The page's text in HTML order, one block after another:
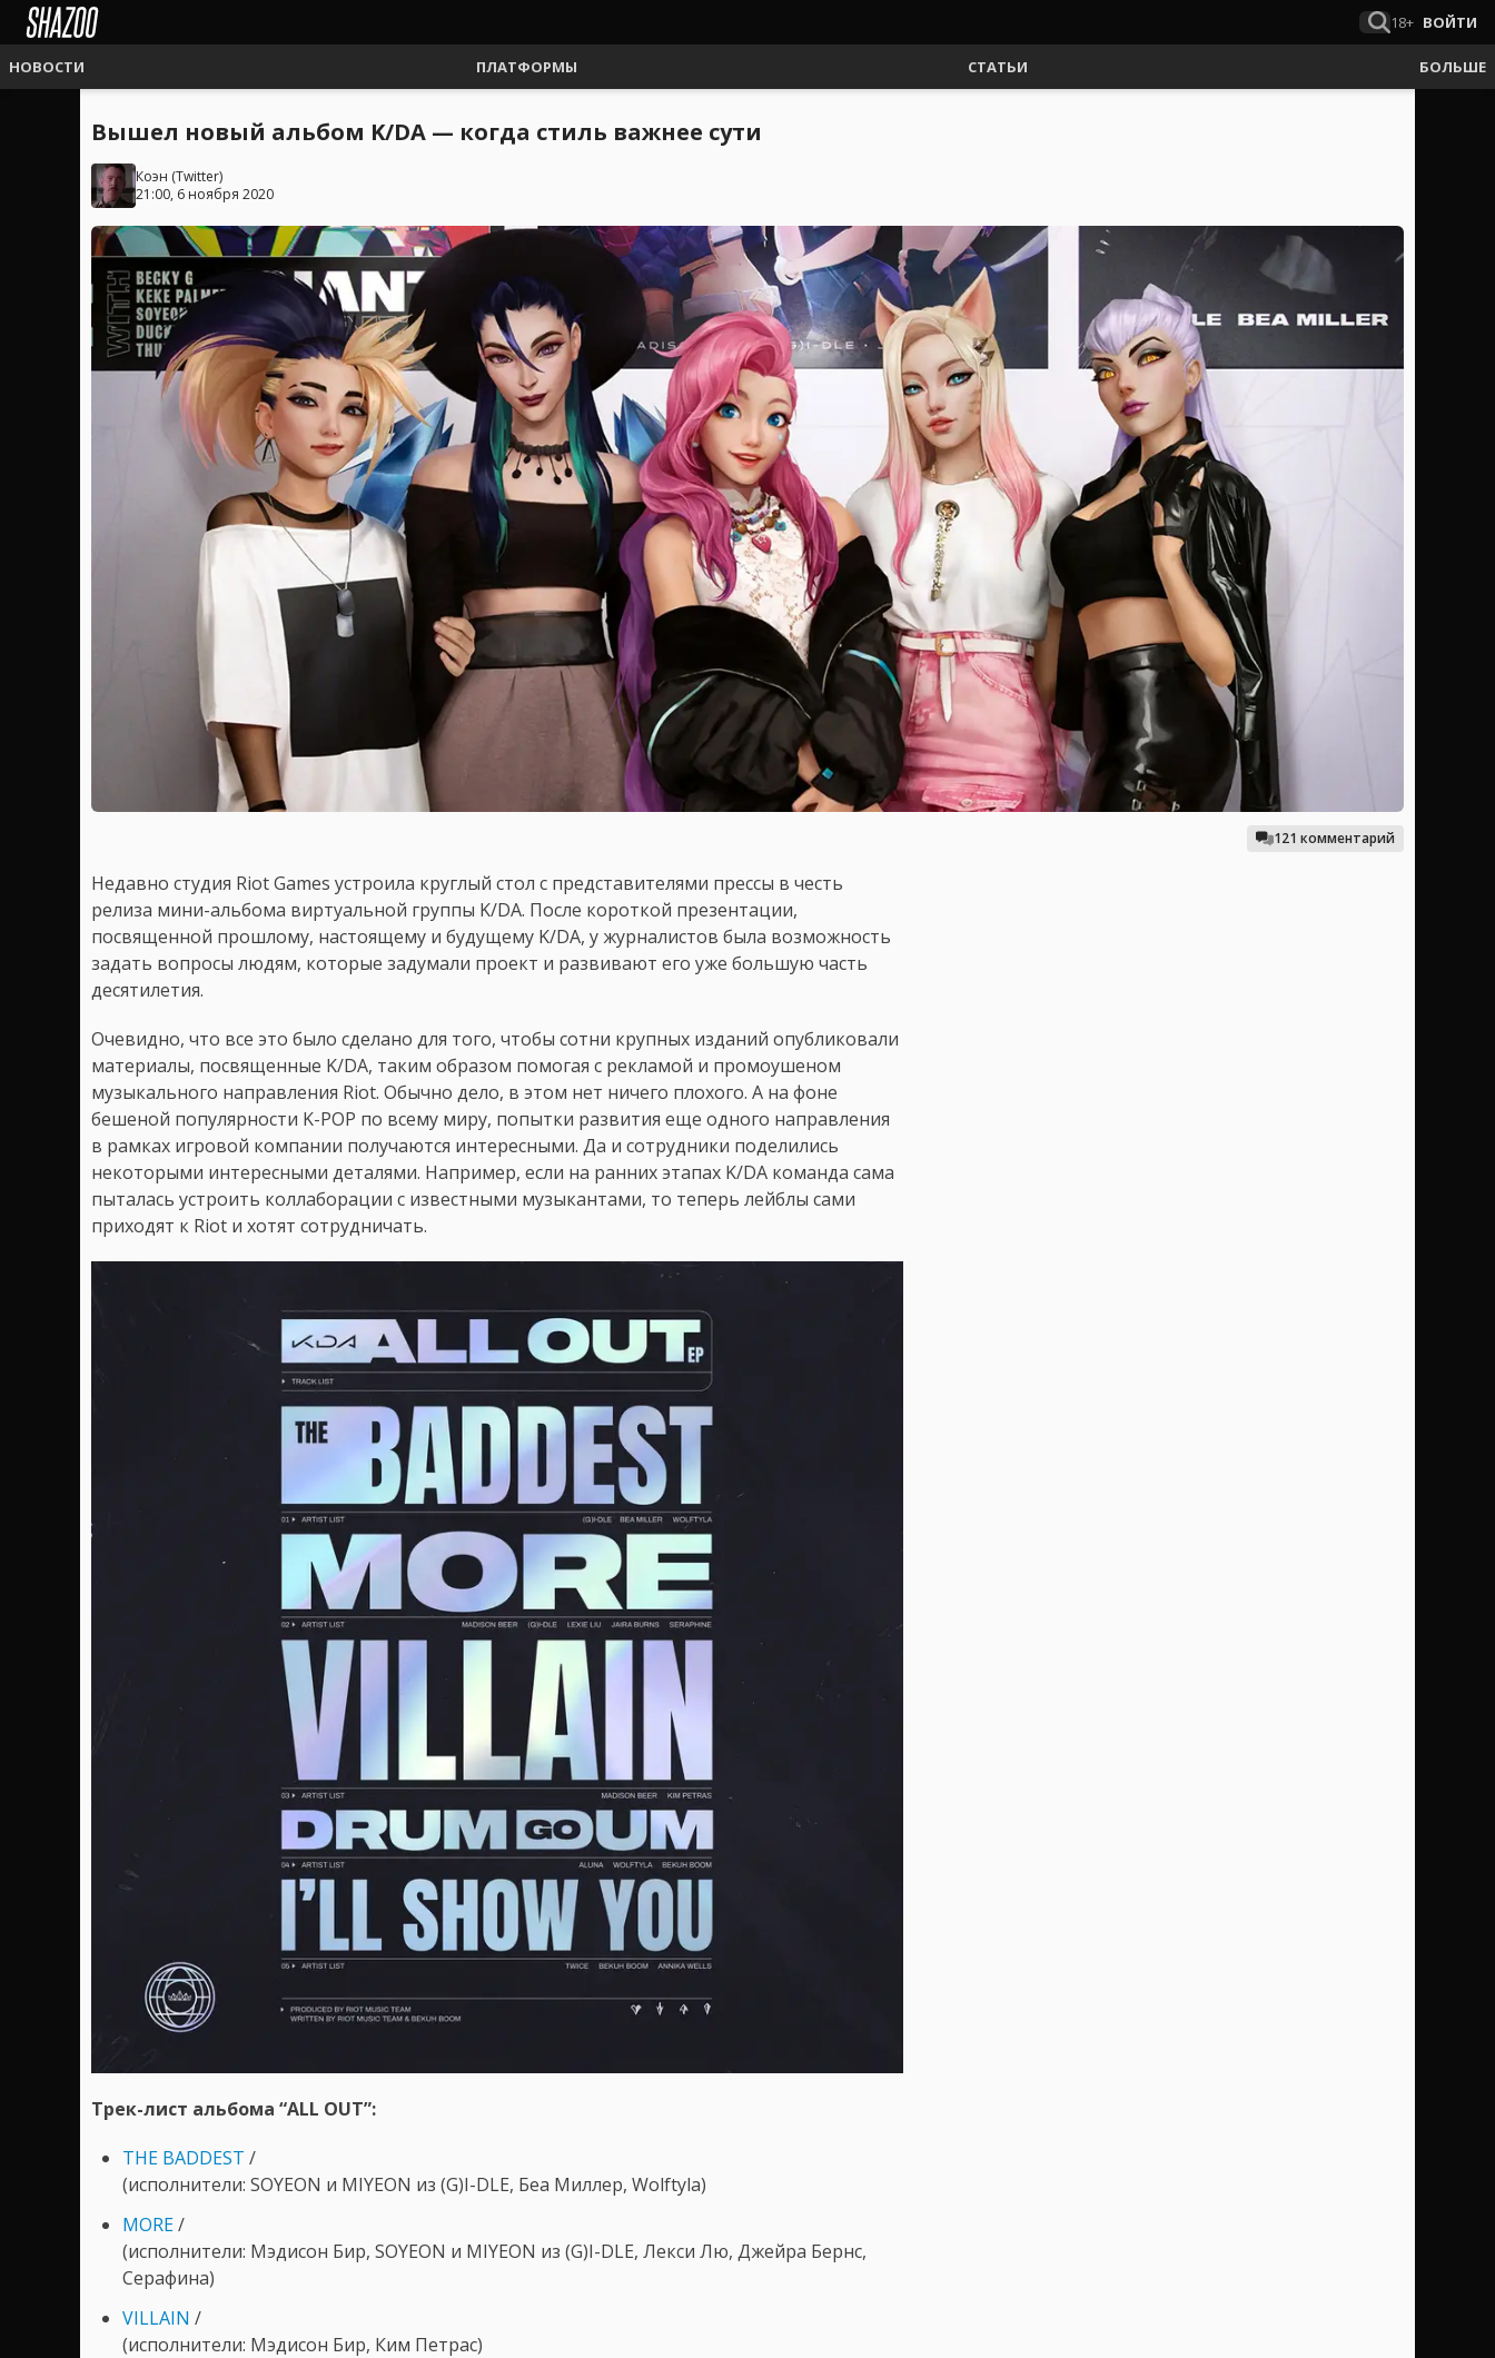
18+ ВОЙТИ
НОВОСТИ ПЛАТФОРМЫ СТАТЬИ БОЛЬШЕ
Вышел новый альбом K/DA — когда стиль важнее сути
Коэн (Twitter)
21:00, 6 ноября 2020
121 комментарий
Недавно студия Riot Games устроила круглый стол с представителями прессы в честь
релиза мини-альбома виртуальной группы K/DA. После короткой презентации,
посвященной прошлому, настоящему и будущему K/DA, у журналистов была возможность
задать вопросы людям, которые задумали проект и развивают его уже большую часть
десятилетия.
Очевидно, что все это было сделано для того, чтобы сотни крупных изданий опубликовали
материалы, посвященные K/DA, таким образом помогая с рекламой и промоушеном
музыкального направления Riot. Обычно дело, в этом нет ничего плохого. А на фоне
бешеной популярности K-POP по всему миру, попытки развития еще одного направления
в рамках игровой компании получаются интересными. Да и сотрудники поделились
некоторыми интересными деталями. Например, если на ранних этапах K/DA команда сама
пыталась устроить коллаборации с известными музыкантами, то теперь лейблы сами
приходят к Riot и хотят сотрудничать.
Трек-лист альбома “ALL OUT”:
THE BADDEST /
(исполнители: SOYEON и MIYEON из (G)I-DLE, Беа Миллер, Wolftyla)
MORE/
(исполнители: Мэдисон Бир, SOYEON и MIYEON из (G)I-DLE, Лекси Лю, Джейра Бернс,
Серафина)
VILLAIN /
(исполнители: Мэдисон Бир, Ким Петрас)